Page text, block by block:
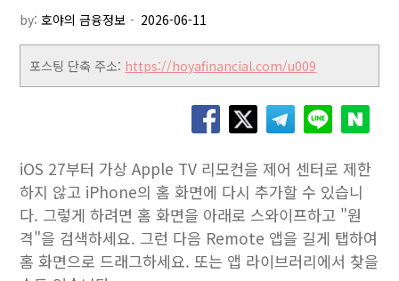
by:호야의 금융정보
포스팅 단축 주소: https://hoyafinancial.com/u009
iOS 27부터 가상 Apple TV 리모컨을 제어 센터로 제한
하지 않고 iPhone의 홈 화면에 다시 추가할 수 있습니
다. 그렇게 하려면 홈 화면을 아래로 스와이프하고 "원
격"을 검색하세요. 그런 다음 Remote 앱을 길게 탭하여
홈 화면으로 드래그하세요. 또는 앱 라이브러리에서 찾을